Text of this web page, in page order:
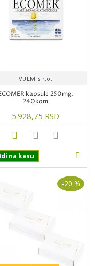
VULM s.r.o.
kapsule 250mg,
240kom
5.928,75 RSD
Idi na kasu
-20 %